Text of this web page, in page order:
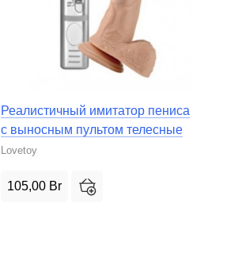
Реалистичный имитатор пениса
с выносным пультом телесные
Lovetoy
105,00 Br